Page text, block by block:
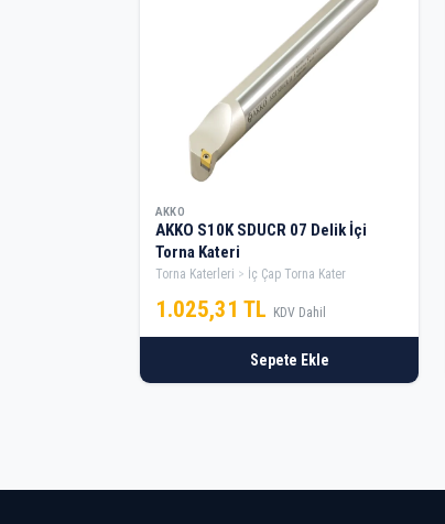
AKKO
AKKO S10K SDUCR 07 Delik İçi
Torna Kateri
Torna Katerleri İç Çap Torna Kater
1.025,31 TL KDV Dahil
Sepete Ekle